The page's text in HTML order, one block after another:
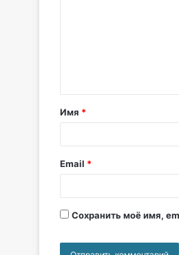
Имя *
Email *
Сохранить моё имя,